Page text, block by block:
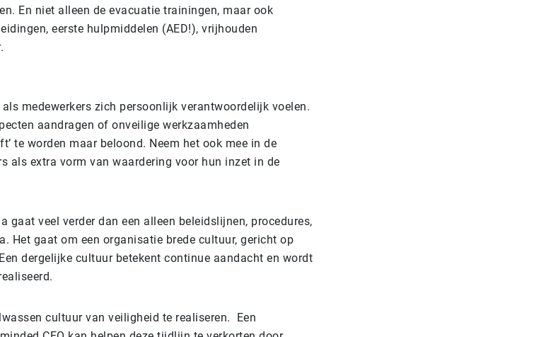
En niet alleen de evacuatie trainingen, maar ook
eerste hulpmiddelen (AED!), vrijhouden
medewerkers zich persoonlijk verantwoordelijk voelen.
aandragen of onveilige werkzaamheden
te worden maar beloond. Neem het ook mee in de
als extra vorm van waardering voor hun inzet in de
gaat veel verder dan een alleen beleidslijnen, procedures,
Het gaat om een organisatie brede cultuur, gericht op
dergelijke cultuur betekent continue aandacht en wordt
cultuur van veiligheid te realiseren. Een